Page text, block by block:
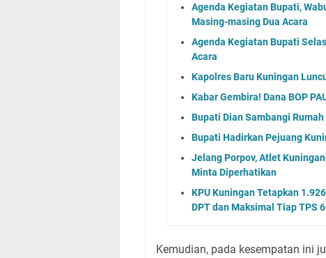
Agenda Kegiatan Bupati,
Masing-masing Dua Acara
Agenda Kegiatan Bupati
Acara
Kapolres Baru Kuningan
Kabar Gembira! Dana BOP
Bupati Dian Sambangi
Bupati Hadirkan Pejuang
Jelang Porpov, Atlet
Minta Diperhatikan
KPU Kuningan Tetapkan
DPT dan Maksimal Tiap TPS
Kemudian, pada kesempatan ini